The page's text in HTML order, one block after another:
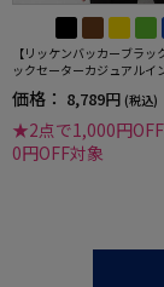
【リッケンバッカーブラ
ックセーターカジュアルイ
価格： 8,789円 (税込)
★2点で1,000円
0円OFF対象